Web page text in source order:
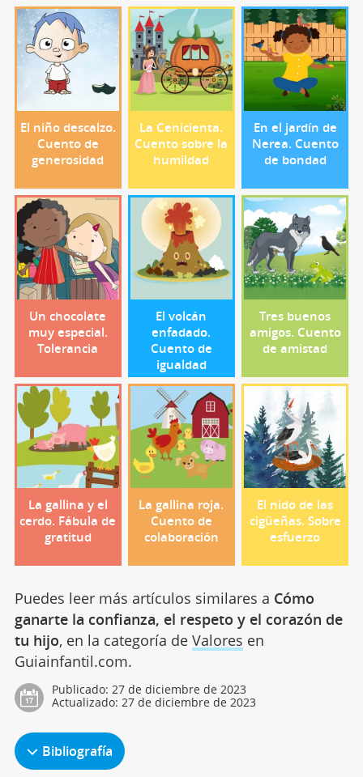
El niño descalzo.
Cuento de
generosidad
La Cenicienta.
Cuento sobre la
humildad
En el jardín de
Nerea. Cuento
de bondad
Un chocolate
muy especial.
Tolerancia
El volcán
enfadado.
Cuento de
igualdad
Tres buenos
amigos. Cuento
de amistad
La gallina y el
cerdo. Fábula de
gratitud
La gallina roja.
Cuento de
colaboración
El nido de las
cigüeñas. Sobre
esfuerzo
Puedes leer más artículos similares a Cómo
ganarte la confianza, el respeto y el corazón de
tu hijo, en la categoría de Valores en
Guiainfantil.com.
Publicado: 27 de diciembre de 2023
Actualizado: 27 de diciembre de 2023
Bibliografía